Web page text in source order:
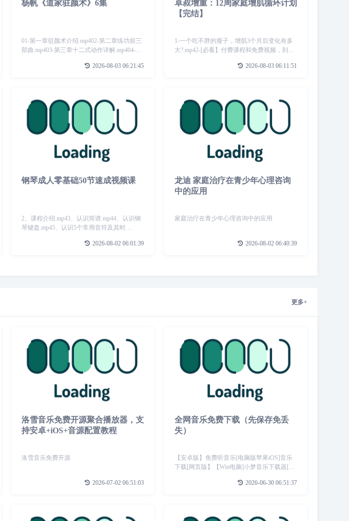
杨帆《道家驻颜术》6集
01-第一章驻颜术介绍.mp402-第二章练功前三
部曲.mp403-第三章十二式动作详解.mp404-第
事项.mp406-第六章功法要领及寄语.mp4
2026-08-03 06:21:45
卓叔增重：12周家庭增肌循环计划
【完结】
1-一个吃不胖的瘦子，增肌3个月后变化有多
大?.mp42-[必看】付费课程和免费视频，到底
容?需要什么道具?.mp44【教学]第1周，周
2026-08-03 06:11:51
钢琴成人零基础50节速成视频课
2、课程介绍.mp43、认识简谱.mp44、认识钢
琴键盘.mp45、认识5个常用音符及其时
会遇到的所有常用节奏型.mp48、五个最常用
2026-08-02 06:01:39
龙迪 家庭治疗在青少年心理咨询
中的应用
家庭治疗在青少年心理咨询中的应用
2026-08-02 06:40:39
更多+
洛雪音乐免费开源聚合播放器，支
持安卓+iOS+音源配置教程
洛雪音乐免费开源
2026-07-02 06:51:03
全网音乐免费下载（先保存免丢
失）
【安卓版】免费听音乐[电脑版苹果iOS]音乐
下载[网页版】【Win电脑]小梦音乐下载器[赠
2026-06-30 06:51:37